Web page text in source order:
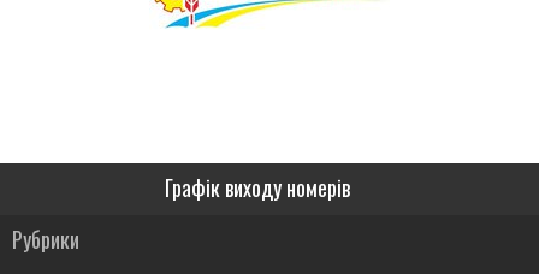
Графік виходу номерів
Рубрики